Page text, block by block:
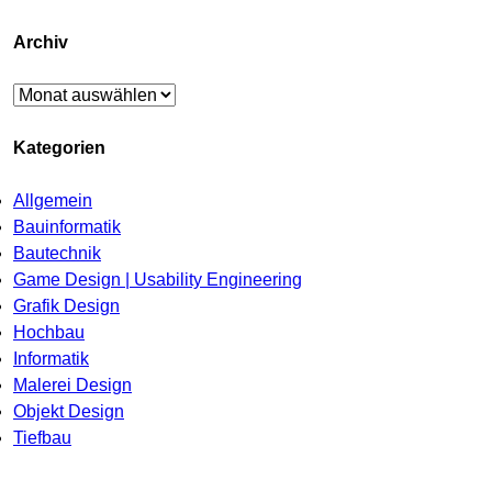
Archiv
Archiv
Kategorien
Allgemein
Bauinformatik
Bautechnik
Game Design | Usability Engineering
Grafik Design
Hochbau
Informatik
Malerei Design
Objekt Design
Tiefbau